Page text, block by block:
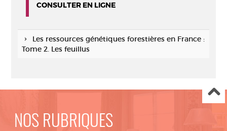
CONSULTER EN LIGNE
Les ressources génétiques forestières en France :
Tome 2. Les feuillus
NOS RUBRIQUES